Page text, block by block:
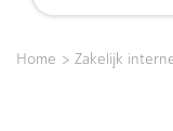
Home > Zakelijk